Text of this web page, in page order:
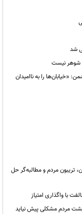
شوهر نیست
«خیابان‌ها را به ناامیدان
مردم و مطالبه‌گر حل
با واگذاری امتیاز
مردم مشکلی پیش نیاید